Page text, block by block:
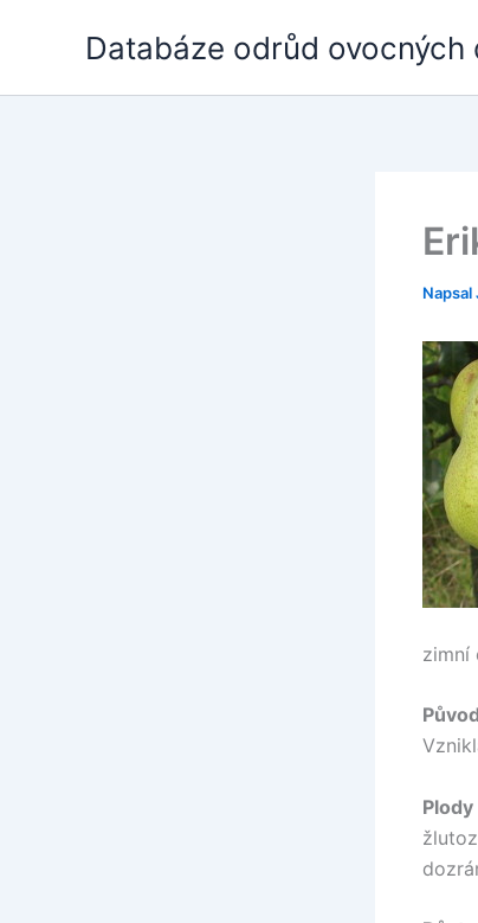
Databáze odrůd ovocných
Napsal
zimní
Původ
Plody